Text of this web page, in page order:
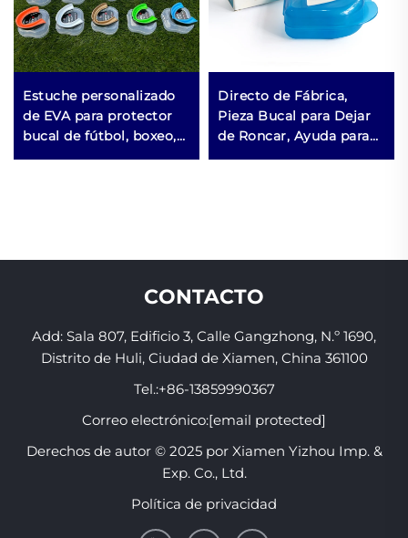
Estuche personalizado
de EVA para protector
bucal de fútbol, boxeo,
baloncesto, protectores
Directo de Fábrica,
Pieza Bucal para Dejar
de Roncar, Ayuda para
Dormir, Protector Bucal
Roncar, Brackets para
CONTACTO
Add: Sala 807, Edificio 3, Calle Gangzhong, N.º 1690,
Distrito de Huli, Ciudad de Xiamen, China 361100
Tel.:+86-13859990367
Correo electrónico:[email protected]
Derechos de autor © 2025 por Xiamen Yizhou Imp. &
Exp. Co., Ltd.
Política de privacidad